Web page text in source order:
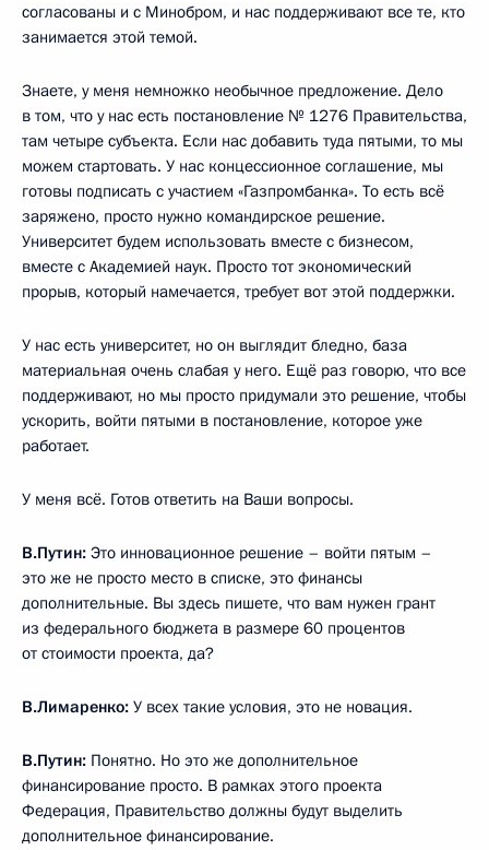
согласованы и с Минобром, и нас поддерживают все те, кто
занимается этой темой.
Знаете, у меня немножко необычное предложение. Дело
в том, что у нас есть постановление № 1276 Правительства,
там четыре субъекта. Если нас добавить туда пятыми, то мы
можем стартовать. У нас концессионное соглашение, мы
готовы подписать с участием «Газпромбанка». То есть всё
заряжено, просто нужно командирское решение.
Университет будем использовать вместе с бизнесом,
вместе с Академией наук. Просто тот экономический
прорыв, который намечается, требует вот этой поддержки.
У нас есть университет, но он выглядит бледно, база
материальная очень слабая у него. Ещё раз говорю, что все
поддерживают, но мы просто придумали это решение, чтобы
ускорить, войти пятыми в постановление, которое уже
работает.
У меня всё. Готов ответить на Ваши вопросы.
В.Путин: Это инновационное решение – войти пятым –
это же не просто место в списке, это финансы
дополнительные. Вы здесь пишете, что вам нужен грант
из федерального бюджета в размере 60 процентов
от стоимости проекта, да?
В.Лимаренко: У всех такие условия, это не новация.
В.Путин: Понятно. Но это же дополнительное
финансирование просто. В рамках этого проекта
Федерация, Правительство должны будут выделить
дополнительное финансирование.